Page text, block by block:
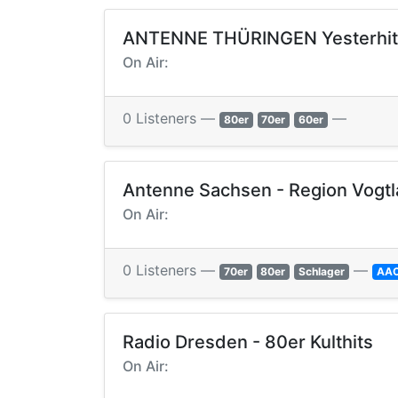
ANTENNE THÜRINGEN
On Air:
0 Listeners — 80er 70er 60er —
Antenne Sachsen - Region
On Air:
0 Listeners — 70er 80er Schlager —
Radio Dresden - 80er Kulthits
On Air: